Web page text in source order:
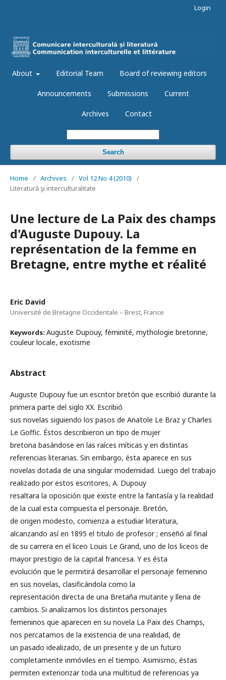
About Editorial Team Board of reviewing editors
Announcements Submissions Current
Archives Contact
Search
Login
Home / Archives / Vol 12 No 4 (2010)
/
Literatură şi interculturalitate
Une lecture de La Paix des champs
d'Auguste Dupouy. La
représentation de la femme en
Bretagne, entre mythe et réalité
Eric David
Université de Bretagne Occidentale – Brest, France
Keywords: Auguste Dupouy, féminité, mythologie bretonne,
couleur locale, exotisme
Abstract
Auguste Dupouy fue un escritor bretón que escribió durante la
primera parte del siglo XX. Escribió
sus novelas siguiendo los pasos de Anatole Le Braz y Charles
Le Goffic. Éstos describieron un tipo de mujer
bretona basándose en las raíces míticas y en distintas
referencias literarias. Sin embargo, ésta aparece en sus
novelas dotada de una singular modernidad. Luego del trabajo
realizado por estos escritores, A. Dupouy
resaltara la oposición que existe entre la fantasía y la realidad
de la cual esta compuesta el personaje. Bretón,
de origen modesto, comienza a estudiar literatura,
alcanzando así en 1895 el titulo de profesor ; enseñó al final
de su carrera en el liceo Louis Le Grand, uno de los liceos de
mayor prestigio de la capital francesa. Y es ésta
evolución que le permitirá desarrollar el personaje femenino
en sus novelas, clasificándola como la
representación directa de una Bretaña mutante y llena de
cambios. Si analizamos los distintos personajes
femeninos que aparecen en su novela La Paix des Champs,
nos percatamos de la existencia de una realidad, de
un pasado idealizado, de un presente y de un futuro
completamente inmóviles en el tiempo. Asimismo, éstas
permiten exteriorizar toda una multitud de referencias ya